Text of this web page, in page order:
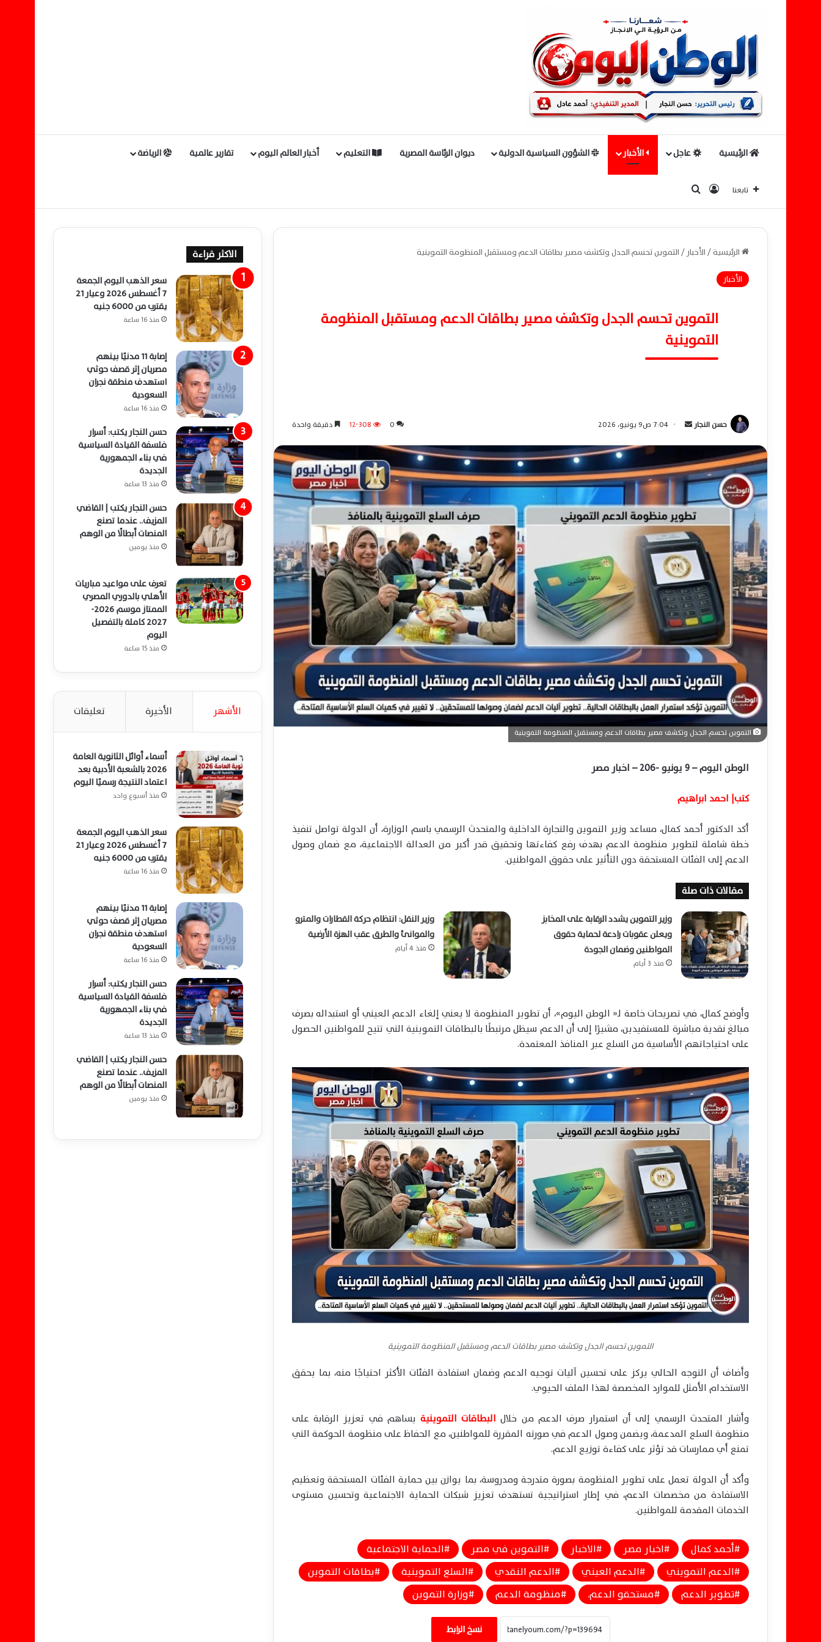
الرئيسية عاجل الأخبار الشؤون السياسية الدولية ديوان الرئاسة المصرية التعليم أخبار العالم اليوم تقارير عالمية الرياضة
تابعنا تسجيل الدخول
الرئيسية/الأخبار /التموين تحسم الجدل وتكشف مصير بطاقات الدعم ومستقبل المنظومة التموينية
الأخبار
التموين تحسم الجدل وتكشف مصير بطاقات الدعم ومستقبل المنظومة
التموينية
حسن النجار
ل
ب
ي
د
ا
إ
ل
ك
ت
ر
و
ن
ي
7:04 ص9 يونيو، 2026 0 12٬308 دقيقة واحدة
التموين تحسم الجدل وتكشف مصير بطاقات الدعم ومستقبل المنظومة التموينية
الوطن اليوم – 9 يونيو -206 – اخبار مصر
كتب| احمد ابراهيم
أكد الدكتور أحمد كمال، مساعد وزير التموين والتجارة الداخلية والمتحدث الرسمي باسم الوزارة، أن الدولة تواصل تنفيذ
خطة شاملة لتطوير منظومة الدعم بهدف رفع كفاءتها وتحقيق قدر أكبر من العدالة الاجتماعية، مع ضمان وصول
الدعم إلى الفئات المستحقة دون التأثير على حقوق المواطنين.
مقالات ذات صلة
وزير التموين يشدد الرقابة على المخابز
ويعلن عقوبات رادعة لحماية حقوق
المواطنين وضمان الجودة
منذ 3 أيام
وزير النقل: انتظام حركة القطارات والمترو
والموانئ والطرق عقب الهزة الأرضية
منذ 4 أيام
وأوضح كمال، في تصريحات خاصة لـ« الوطن اليوم»، أن تطوير المنظومة لا يعني إلغاء الدعم العيني أو استبداله بصرف
مبالغ نقدية مباشرة للمستفيدين، مشيرًا إلى أن الدعم سيظل مرتبطًا بالبطاقات التموينية التي تتيح للمواطنين الحصول
على احتياجاتهم الأساسية من السلع عبر المنافذ المعتمدة.
التموين تحسم الجدل وتكشف مصير بطاقات الدعم ومستقبل المنظومة التموينية
وأضاف أن التوجه الحالي يركز على تحسين آليات توجيه الدعم وضمان استفادة الفئات الأكثر احتياجًا منه، بما يحقق
الاستخدام الأمثل للموارد المخصصة لهذا الملف الحيوي.
وأشار المتحدث الرسمي إلى أن استمرار صرف الدعم من خلالالبطاقات التموينية يساهم في تعزيز الرقابة على
منظومة السلع المدعمة، ويضمن وصول الدعم في صورته المقررة للمواطنين، مع الحفاظ على منظومة الحوكمة التي
تمنع أي ممارسات قد تؤثر على كفاءة توزيع الدعم.
وأكد أن الدولة تعمل على تطوير المنظومة بصورة متدرجة ومدروسة، بما يوازن بين حماية الفئات المستحقة وتعظيم
الاستفادة من مخصصات الدعم، في إطار استراتيجية تستهدف تعزيز شبكات الحماية الاجتماعية وتحسين مستوى
الخدمات المقدمة للمواطنين.
أحمد كمال اخبار مصر الاخبار التموين في مصر
الحماية الاجتماعية
الدعم التمويني
الدعم العيني الدعم النقدي السلع التموينية
بطاقات التموين
تطوير الدعم
مستحقو الدعم. منظومة الدعم وزارة التموين
نسخ الرابط
بدء تطبيق منظومة الخصم المباشر للخبز
اليوم.. تعرف على السعر والحصة الرسمية
للمواطن
الاكثر قراءة
سعر الذهب اليوم الجمعة
7 أغسطس 2026 وعيار 21
يقترب من 6000 جنيه
منذ 16 ساعة
إصابة 11 مدنيًا بينهم
مصريان إثر قصف حوثي
استهدف منطقة نجران
السعودية
منذ 16 ساعة
حسن النجار يكتب: أسرار
فلسفة القيادة السياسية
في بناء الجمهورية
الجديدة
منذ 13 ساعة
حسن النجار يكتب | القاضي
المزيف.. عندما تصنع
المنصات أبطالًا من الوهم
منذ يومين
تعرف على مواعيد مباريات
الأهلي بالدوري المصري
الممتاز موسم 2026-
2027 كاملة بالتفصيل
اليوم
منذ 15 ساعة
الأشهر الأخيرة تعليقات
أسماء أوائل الثانوية العامة
2026 بالشعبة الأدبية بعد
اعتماد النتيجة رسميًا اليوم
منذ أسبوع واحد
سعر الذهب اليوم الجمعة
7 أغسطس 2026 وعيار 21
يقترب من 6000 جنيه
منذ 16 ساعة
إصابة 11 مدنيًا بينهم
مصريان إثر قصف حوثي
استهدف منطقة نجران
السعودية
منذ 16 ساعة
حسن النجار يكتب: أسرار
فلسفة القيادة السياسية
في بناء الجمهورية
الجديدة
منذ 13 ساعة
حسن النجار يكتب | القاضي
المزيف.. عندما تصنع
المنصات أبطالًا من الوهم
منذ يومين